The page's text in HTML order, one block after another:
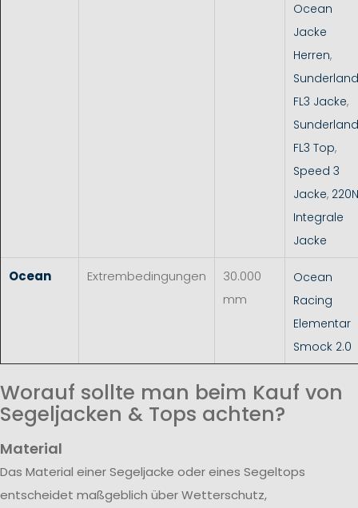
Ocean
Jacke
Herren,
Sunderland
FL3 Jacke,
Sunderland
FL3 Top,
Speed 3
Jacke, 220N
Integrale
Jacke
Ocean Extrembedingungen
30.000
mm
Ocean
Racing
Elementar
Smock 2.0
Worauf sollte man beim Kauf von
Segeljacken & Tops achten?
Material
Das Material einer Segeljacke oder eines Segeltops
entscheidet maßgeblich über Wetterschutz,